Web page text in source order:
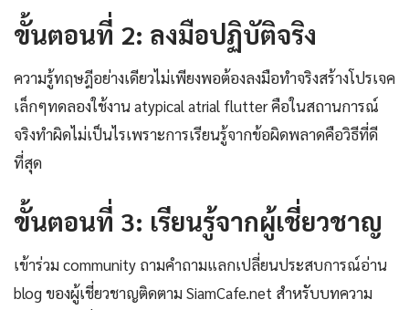
ขั้นตอนที่ 2: ลงมือปฏิบัติจริง
ความรู้ทฤษฎีอย่างเดียวไม่เพียงพอต้องลงมือทำจริงสร้างโปรเจค
เล็กๆทดลองใช้งาน atypical atrial flutter คือในสถานการณ์
จริงทำผิดไม่เป็นไรเพราะการเรียนรู้จากข้อผิดพลาดคือวิธีที่ดี
ที่สุด
ขั้นตอนที่ 3: เรียนรู้จากผู้เชี่ยวชาญ
เข้าร่วม community ถามคำถามแลกเปลี่ยนประสบการณ์อ่าน
blog ของผู้เชี่ยวชาญติดตาม SiamCafe.net สำหรับบทความ